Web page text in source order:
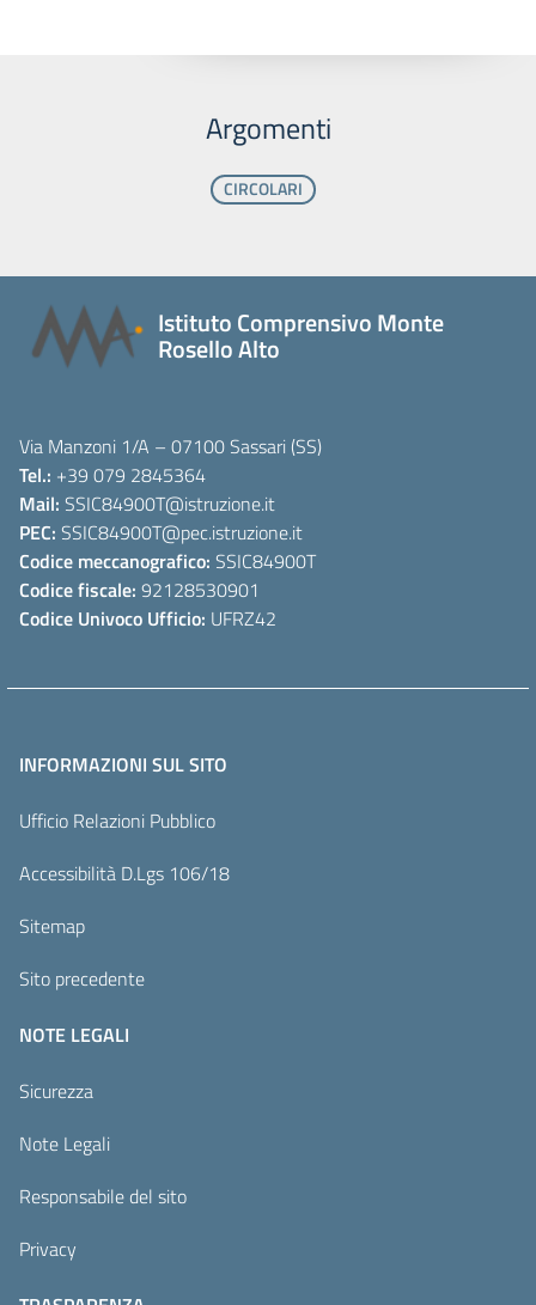
Argomenti
CIRCOLARI
Istituto Comprensivo Monte
Rosello Alto
Via Manzoni 1/A – 07100 Sassari (SS)
Tel.: +39 079 2845364
Mail: SSIC84900T@istruzione.it
PEC: SSIC84900T@pec.istruzione.it
Codice meccanografico: SSIC84900T
Codice fiscale: 92128530901
Codice Univoco Ufficio: UFRZ42
INFORMAZIONI SUL SITO
Ufficio Relazioni Pubblico
Accessibilità D.Lgs 106/18
Sitemap
Sito precedente
NOTE LEGALI
Sicurezza
Note Legali
Responsabile del sito
Privacy